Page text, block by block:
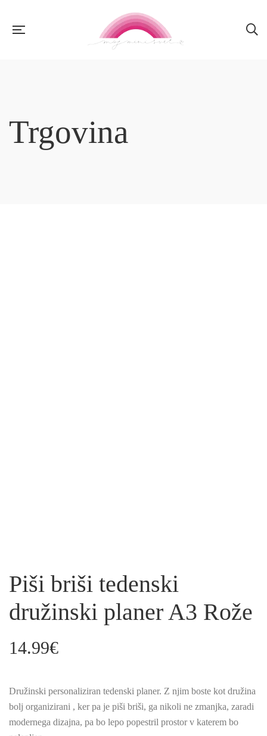
Trgovina
Piši briši tedenski
družinski planer A3 Rože
14.99€
Družinski personaliziran tedenski planer. Z njim boste kot družina
bolj organizirani , ker pa je piši briši, ga nikoli ne zmanjka, zaradi
modernega dizajna, pa bo lepo popestril prostor v katerem bo